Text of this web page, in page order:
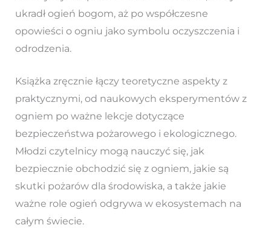
ukradł ogień bogom, aż po współczesne
opowieści o ogniu jako symbolu oczyszczenia i
odrodzenia.
Książka zręcznie łączy teoretyczne aspekty z
praktycznymi, od naukowych eksperymentów z
ogniem po ważne lekcje dotyczące
bezpieczeństwa pożarowego i ekologicznego.
Młodzi czytelnicy mogą nauczyć się, jak
bezpiecznie obchodzić się z ogniem, jakie są
skutki pożarów dla środowiska, a także jakie
ważne role ogień odgrywa w ekosystemach na
całym świecie.